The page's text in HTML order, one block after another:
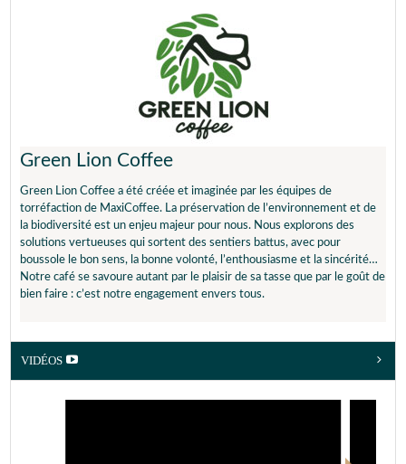
Réglage moulin :
Position 3 à 4
Une tasse ronde et gourmande en Doppio+
meilleurs cafés
. Après plusieurs tests, ils ont pu trouver la
et les paramètres optimumspour ce café.
RÉGLAGE OPTIMAL POUR VOTRE KOTTEA
(~40ml)
Réglage moulin :
LE PETIT + :En américano pour un esprit café filtre
Philips , lesexperts de Maxicoffee
pour vous une sélection desmeilleurs caféspour votre
. Après plusieurs tests, ils ont pu trouver la
et les paramètres optimumspour ce café.
RÉGLAGE OPTIMAL POUR VOTRE PHILIPS
Idéal en :
Café allongé
(~90ml)
Réglage moulin :
Position 1 à 3
Réglage intensité :
2/5
LE PETIT + :En café allongé pour une tasse plus légère
Green Lion Coffee
Green Lion Coffee a été créée et imaginée par les équipes de
torréfaction de MaxiCoffee. La préservation de l’environnement et de
la biodiversité est un enjeu majeur pour nous. Nous explorons des
solutions vertueuses qui sortent des sentiers battus, avec pour
boussole le bon sens, la bonne volonté, l’enthousiasme et la sincérité…
Notre café se savoure autant par le plaisir de sa tasse que par le goût de
bien faire : c’est notre engagement envers tous.
VIDÉOS